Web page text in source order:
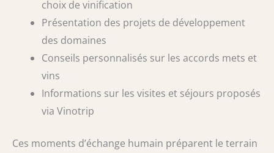
choix de vinification
Présentation des projets de développement
des domaines
Conseils personnalisés sur les accords mets et
vins
Informations sur les visites et séjours proposés
via Vinotrip
Ces moments d’échange humain préparent le terrain